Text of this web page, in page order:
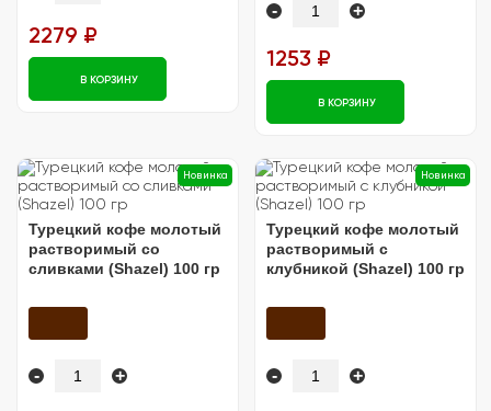
2279 ₽
В КОРЗИНУ
- +
1253 ₽
В КОРЗИНУ
Новинка
Турецкий кофе молотый
растворимый со
сливками (Shazel) 100 гр
- +
Новинка
Турецкий кофе молотый
растворимый с
клубникой (Shazel) 100 гр
- +